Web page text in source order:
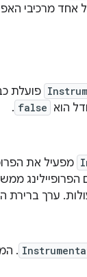
אחד מרכיבי
פועלת
הוא false
.
מפעיל את
הפרופיילינג
ערך ברירת
.